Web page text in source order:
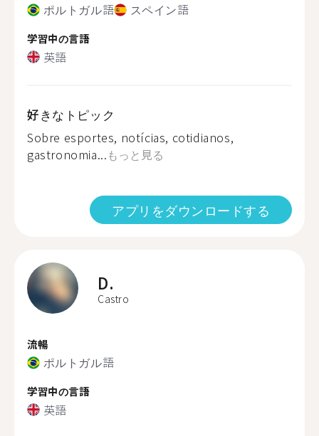
ポルトガル語 スペイン語
学習中の言語
英語
好きなトピック
Sobre esportes, notícias, cotidianos,
gastronomia...もっと見る
アプリをダウンロードする
D.
Castro
流暢
ポルトガル語
学習中の言語
英語